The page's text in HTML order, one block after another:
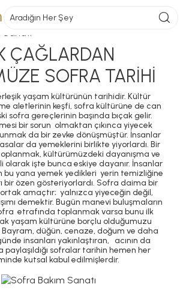
Aradığın Her Şey
ÇAĞLARDAN
SOFRA TARİHİ
yaşam kültürünün tarihidir. Kültür
aletlerinin keşfi, sofra kültürüne de can
sofra gereçlerinin başında bıçak gelir.
bir sorun olmaktan çıkınca yiyecek
da bir zevke dönüşmüştür. İnsanlar
da yemeklerini birlikte yiyorlardı. Bir
kültürümüzdeki dayanışma ve
olarak işte bunca eskiye dayanır. İnsanlar
bu yana yemek yedikleri yerin temizliğine
bir özen gösteriyorlardı. Sofra daima bir
amaçtır; yalnızca yiyeceğin değil,
demektir. Bugün manevi buluşmaların
etrafında toplanmak varsa bunu ilk
yaşam kültürüne borçlu olduğumuzu
Bayram, düğün, cenaze, doğum ve daha
insanları yakınlaştıran, acının da
sofralar tarihin hemen her
kutsal kabul edilmişlerdir.